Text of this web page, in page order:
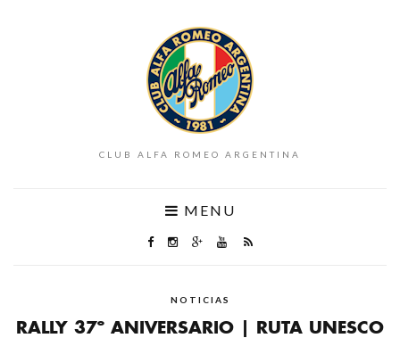
CLUB ALFA ROMEO ARGENTINA
MENU
NOTICIAS
RALLY 37º ANIVERSARIO | RUTA UNESCO